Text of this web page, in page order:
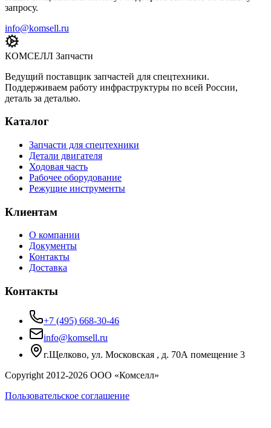
запросу.
info@komsell.ru
КОМСЕЛЛ Запчасти
Ведущий поставщик запчастей для спецтехники.
Поддерживаем работу инфраструктуры по всей России,
деталь за деталью.
Каталог
Запчасти для спецтехники
Детали двигателя
Ходовая часть
Рабочее оборудование
Режущие инструменты
Клиентам
О компании
Документы
Контакты
Доставка
Контакты
+7 (495) 668-30-46
info@komsell.ru
г.Щелково, ул. Московская , д. 70А помещение 3
Copyright 2012-2026 ООО «Комселл»
Пользовательское соглашение